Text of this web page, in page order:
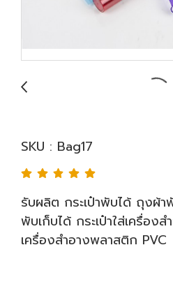
SKU : Bag17
รับผลิต กระเป๋าพับได้ ถุงผ้า
พับเก็บได้ กระเป๋าใส่เครื่องส
เครื่องสำอางพลาสติก PVC